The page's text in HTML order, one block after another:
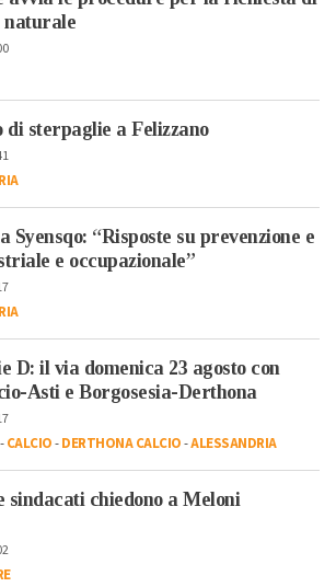
naturale
di sterpaglie a Felizzano
Syensqo: “Risposte su prevenzione e
e occupazionale”
D: il via domenica 23 agosto con
Asti e Borgosesia-Derthona
-CALCIO-DERTHONA CALCIO-ALESSANDRIA
sindacati chiedono a Meloni